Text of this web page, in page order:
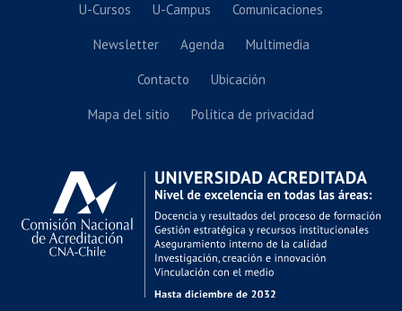
U-Cursos U-Campus Comunicaciones
Newsletter Agenda Multimedia
Contacto Ubicación
Mapa del sitio Política de privacidad